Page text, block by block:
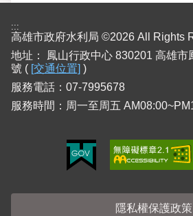
:::
高雄市政府水利局 ©2026 All Rights
地址：
鳳山行政中心 830201 高雄市
號 ( [交通位置] )
服務電話：07-7995678
服務時間：周一至周五
隱私權保護政策